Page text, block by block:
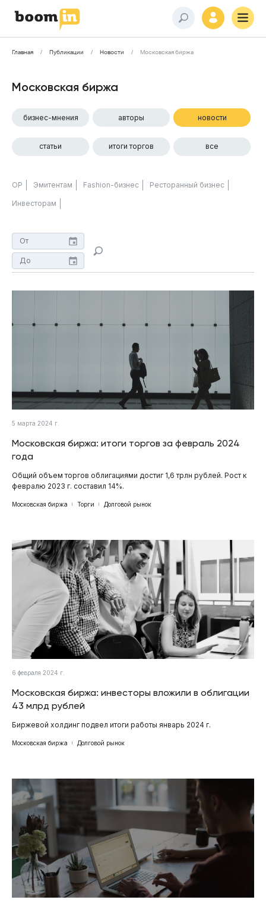
Главная Публикации Новости Московская биржа
Московская биржа
бизнес-мнения авторы новости
статьи итоги торгов все
ОР Эмитентам Fashion-бизнес Ресторанный бизнес
Инвесторам
5 марта 2024 г.
Московская биржа: итоги торгов за февраль 2024
года
Общий объем торгов облигациями достиг 1,6 трлн рублей. Рост к
февралю 2023 г. составил 14%.
Московская биржа Торги Долговой рынок
6 февраля 2024 г.
Московская биржа: инвесторы вложили в облигации
43 млрд рублей
Биржевой холдинг подвел итоги работы январь 2024 г.
Московская биржа Долговой рынок